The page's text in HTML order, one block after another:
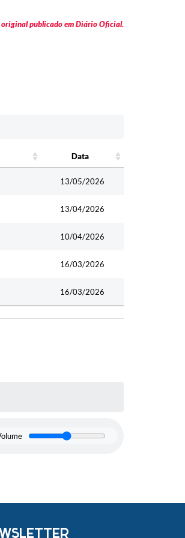
publicado em Diário Oficial.
Data
13/05/2026
13/04/2026
10/04/2026
16/03/2026
16/03/2026